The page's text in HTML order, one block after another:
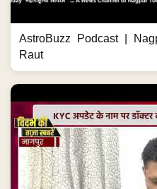
AstroBuzz Podcast |
Raut